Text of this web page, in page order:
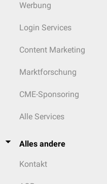
Werbung
Login Services
Content Marketing
Marktforschung
CME-Sponsoring
Alle Services
Alles andere
Kontakt